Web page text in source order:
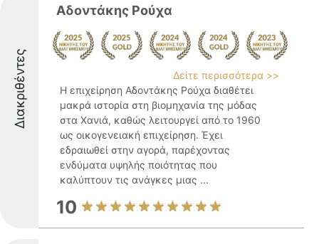
Διακριθέντες
Αδοντάκης Ρούχα
Δείτε περισσότερα >>
Η επιχείρηση Αδοντάκης Ρούχα διαθέτει
μακρά ιστορία στη βιομηχανία της μόδας
στα Χανιά, καθώς λειτουργεί από το 1960
ως οικογενειακή επιχείρηση. Έχει
εδραιωθεί στην αγορά, παρέχοντας
ενδύματα υψηλής ποιότητας που
καλύπτουν τις ανάγκες μιας ...
10